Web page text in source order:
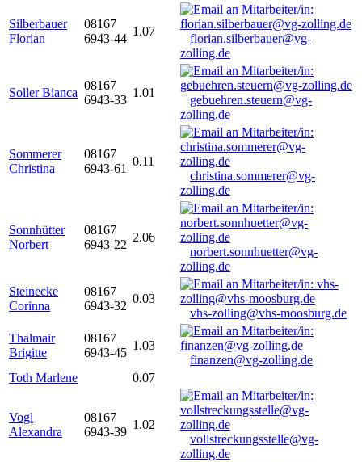
Silberbauer
Florian
08167
6943-44
1.07
florian.silberbauer@vg-
zolling.de
Soller Bianca
08167
6943-33
1.01
gebuehren.steuern@vg-
zolling.de
Sommerer
Christina
08167
6943-61
0.11
christina.sommerer@vg-
zolling.de
Sonnhütter
Norbert
08167
6943-22
2.06
norbert.sonnhuetter@vg-
zolling.de
Steinecke
Corinna
08167
6943-32
0.03
vhs-zolling@vhs-moosburg.de
Thalmair
Brigitte
08167
6943-45
1.03
finanzen@vg-zolling.de
Toth Marlene
0.07
Vogl
Alexandra
08167
6943-39
1.02
vollstreckungsstelle@vg-
zolling.de